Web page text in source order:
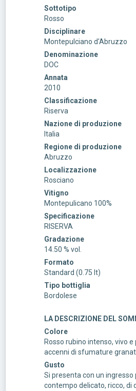
Sottotipo
Rosso
Disciplinare
Montepulciano d'Abruzzo
Denominazione
DOC
Annata
2010
Classificazione
Riserva
Nazione di produzione
Italia
Regione di produzione
Abruzzo
Localizzazione
Rosciano
Vitigno
Montepulicano 100%
Specificazione
RISERVA
Gradazione
14.50 % vol.
Formato
Standard (0.75 lt)
Tipo bottiglia
Bordolese
LA DESCRIZIONE DEL
Colore
Rosso rubino intenso, vivo
accenni di sfumature
Gusto
Si presenta con un ingresso
contempo delicato, ricco, di